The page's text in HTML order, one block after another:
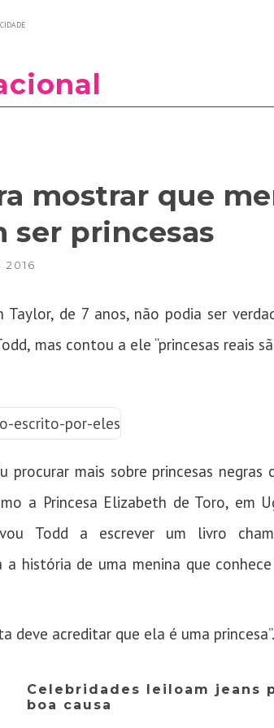
mostrar que
ser princesas
2016
de 7 anos, não podia ser
mas contou a ele “princesas reais
mais sobre princesas
a Princesa Elizabeth de Toro, em
Todd a escrever um livro
história de uma menina que conhece
deve acreditar que ela é uma princesa”.
Celebridades leiloam jeans
boa causa